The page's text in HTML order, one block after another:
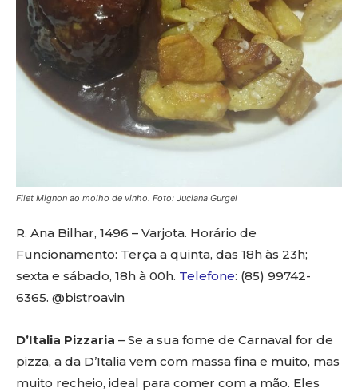
Filet Mignon ao molho de vinho. Foto: Juciana Gurgel
R. Ana Bilhar, 1496 – Varjota. Horário de
Funcionamento: Terça a quinta, das 18h às 23h;
sexta e sábado, 18h à 00h. Telefone: (85) 99742-
6365. @bistroavin
D’Italia Pizzaria – Se a sua fome de Carnaval for de
pizza, a da D’Italia vem com massa fina e muito, mas
muito recheio, ideal para comer com a mão. Eles